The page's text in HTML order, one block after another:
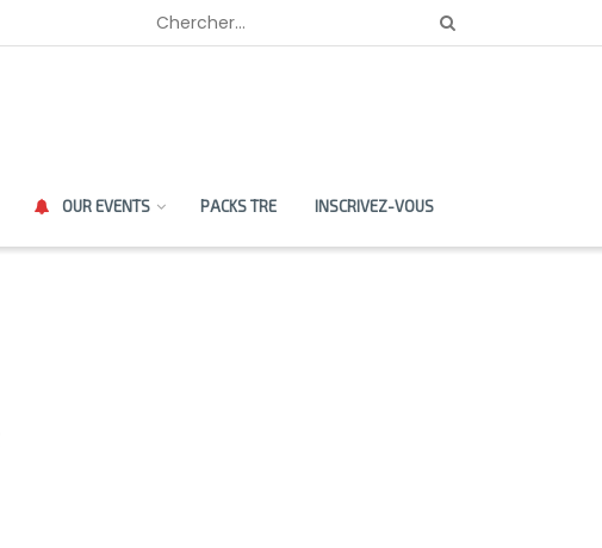
OUR EVENTS PACKS TRE INSCRIVEZ-VOUS